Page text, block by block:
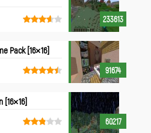
233613
91674
Pack [16×16]
60217
[16×16]